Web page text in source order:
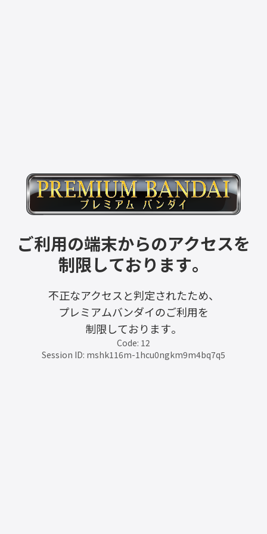
ご利用の端末からのアクセスを
制限しております。
不正なアクセスと判定されたため、
プレミアムバンダイのご利用を
制限しております。
Code: 12
Session ID: mshk116m-1hcu0ngkm9m4bq7q5